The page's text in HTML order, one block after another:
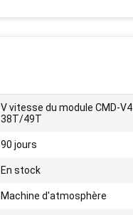
V vitesse du module CMD-V4
38T/49T
90 jours
En stock
Machine d'atmosphère